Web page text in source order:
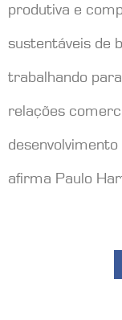
produtiva e
sustentáveis de
trabalhando
relações
afirma Paulo